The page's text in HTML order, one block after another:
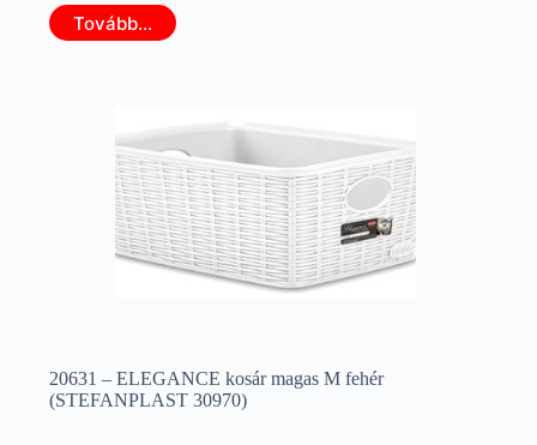
Tovább...
20631 – ELEGANCE kosár magas M fehér
(STEFANPLAST 30970)